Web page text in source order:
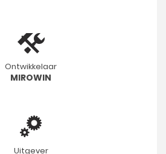
Ontwikkelaar
MIROWIN
Uitgever